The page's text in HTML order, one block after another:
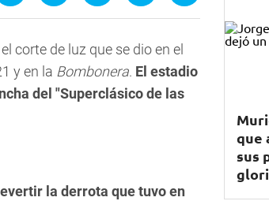
corte de luz que se dio en el
y en la Bombonera. El estadio
del "Superclásico de las
la derrota que tuvo en
que
sus